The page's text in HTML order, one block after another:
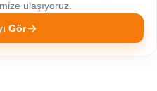
ulaşıyoruz.
Gör